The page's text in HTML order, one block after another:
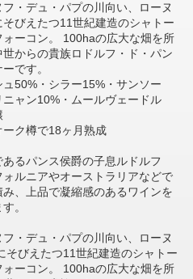
フ・デュ・パプの川向い、ローヌ
そびえたつ11世紀建造のシャトー
ォーコン。 100haの広大な畑を所
からの貴族ロドルフ・ド・パン
です。
ュ50%・シラー15%・サンソー
ニャン10%・ムールヴェードル
ーク樽で18ヶ月熟成
あるパンス侯爵の子息ルドルフ
ォルニアやオーストラリアなどで
、上品で凝縮感のあるワインを
。
フ・デュ・パプの川向い、ローヌ
そびえたつ11世紀建造のシャトー
ォーコン。 100haの広大な畑を所